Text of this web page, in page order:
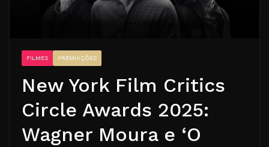
FILMES PREMIAÇÕES
New York Film Critics
Circle Awards 2025:
Wagner Moura e ‘O